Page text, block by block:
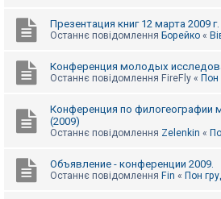
Презентация книг 12 марта 2009 г.
Останнє повідомлення Борейко «
Конференция молодых
Останнє повідомлення FireFly « Пон
Конференция по филогеографии
(2009)
Останнє повідомлення Zelenkin «
Объявление - конференции 2009.
Останнє повідомлення Fin « Пон